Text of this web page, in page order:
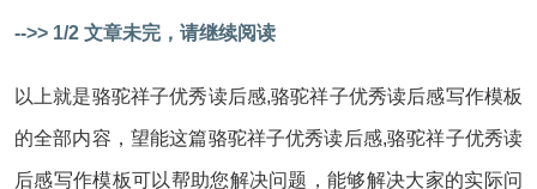
-->> 1/2 文章未完，请继续阅读
以上就是骆驼祥子优秀读后感,骆驼祥子优秀读后感写作模板
的全部内容，望能这篇骆驼祥子优秀读后感,骆驼祥子优秀读
后感写作模板可以帮助您解决问题，能够解决大家的实际问